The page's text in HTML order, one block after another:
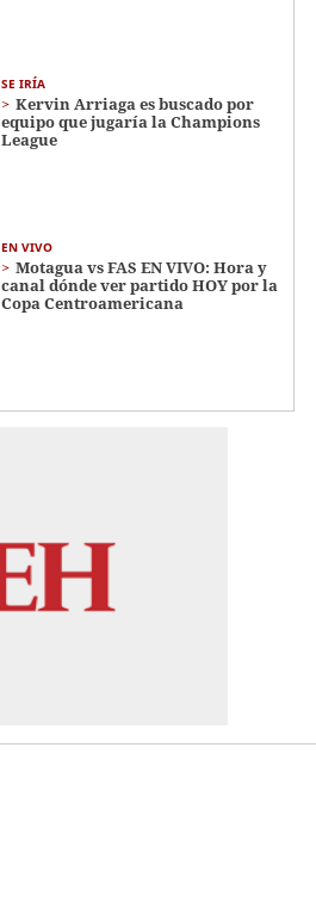
SE IRÍA
Kervin Arriaga es buscado por
equipo que jugaría la Champions
League
EN VIVO
Motagua vs FAS EN VIVO: Hora y
canal dónde ver partido HOY por la
Copa Centroamericana